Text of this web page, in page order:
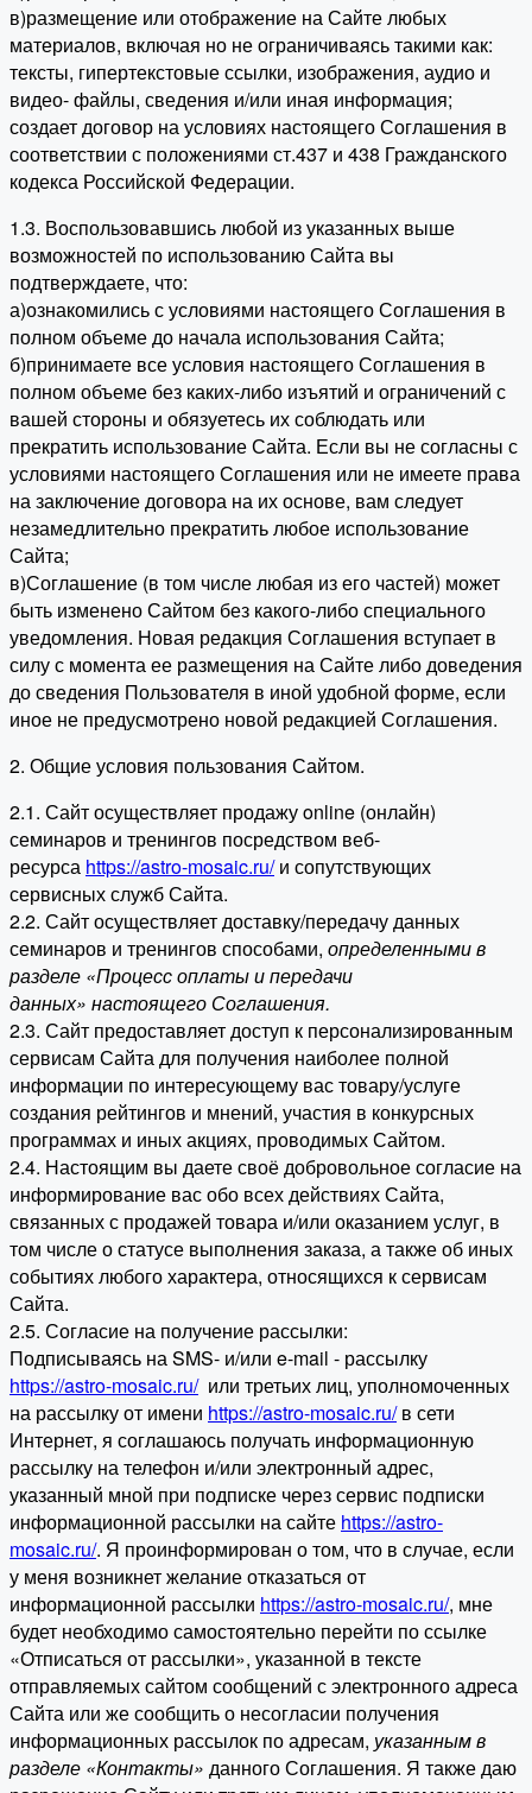
в)размещение или отображение на Сайте любых
материалов, включая но не ограничиваясь такими как:
тексты, гипертекстовые ссылки, изображения, аудио и
видео- файлы, сведения и/или иная информация;
создает договор на условиях настоящего Соглашения в
соответствии с положениями ст.437 и 438 Гражданского
кодекса Российской Федерации.
1.3. Воспользовавшись любой из указанных выше
возможностей по использованию Сайта вы
подтверждаете, что:
а)ознакомились с условиями настоящего Соглашения в
полном объеме до начала использования Сайта;
б)принимаете все условия настоящего Соглашения в
полном объеме без каких-либо изъятий и ограничений с
вашей стороны и обязуетесь их соблюдать или
прекратить использование Сайта. Если вы не согласны с
условиями настоящего Соглашения или не имеете права
на заключение договора на их основе, вам следует
незамедлительно прекратить любое использование
Сайта;
в)Соглашение (в том числе любая из его частей) может
быть изменено Сайтом без какого-либо специального
уведомления. Новая редакция Соглашения вступает в
силу с момента ее размещения на Сайте либо доведения
до сведения Пользователя в иной удобной форме, если
иное не предусмотрено новой редакцией Соглашения.
2. Общие условия пользования Сайтом.
2.1. Сайт осуществляет продажу online (онлайн)
семинаров и тренингов посредством веб-
ресурса https://astro-mosaic.ru/и сопутствующих
сервисных служб Сайта.
2.2. Сайт осуществляет доставку/передачу данных
семинаров и тренингов способами, определенными в
разделе «Процесс оплаты и передачи
данных» настоящего Соглашения.
2.3. Сайт предоставляет доступ к персонализированным
сервисам Сайта для получения наиболее полной
информации по интересующему вас товару/услуге
создания рейтингов и мнений, участия в конкурсных
программах и иных акциях, проводимых Сайтом.
2.4. Настоящим вы даете своё добровольное согласие на
информирование вас обо всех действиях Сайта,
связанных с продажей товара и/или оказанием услуг, в
том числе о статусе выполнения заказа, а также об иных
событиях любого характера, относящихся к сервисам
Сайта.
2.5. Согласие на получение рассылки:
Подписываясь на SMS- и/или e-mail - рассылку
https://astro-mosaic.ru/или третьих лиц, уполномоченных
на рассылку от имени https://astro-mosaic.ru/в сети
Интернет, я соглашаюсь получать информационную
рассылку на телефон и/или электронный адрес,
указанный мной при подписке через сервис подписки
информационной рассылки на сайте https://astro-
mosaic.ru/. Я проинформирован о том, что в случае, если
у меня возникнет желание отказаться от
информационной рассылки https://astro-mosaic.ru/, мне
будет необходимо самостоятельно перейти по ссылке
«Отписаться от рассылки», указанной в тексте
отправляемых сайтом сообщений с электронного адреса
Сайта или же сообщить о несогласии получения
информационных рассылок по адресам, указанным в
разделе «Контакты» данного Соглашения. Я также даю